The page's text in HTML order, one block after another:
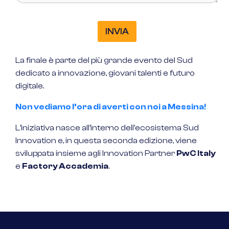
INVIA
La finale è parte del più grande evento del Sud
dedicato a innovazione, giovani talenti e futuro
digitale.
Non vediamo l’ora di averti con noi a Messina!
L’iniziativa nasce all’interno dell’ecosistema Sud
Innovation e, in questa seconda edizione, viene
sviluppata insieme agli Innovation Partner PwC Italy
e Factory Accademia.